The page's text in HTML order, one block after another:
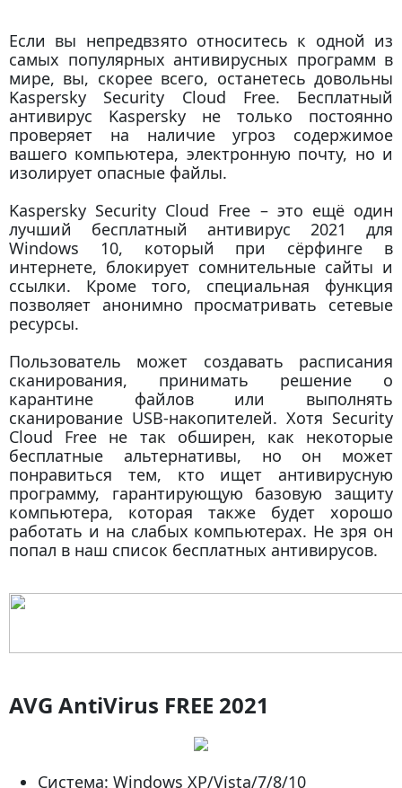
Если вы непредвзято относитесь к одной из
самых популярных антивирусных программ в
мире, вы, скорее всего, останетесь довольны
Kaspersky Security Cloud Free. Бесплатный
антивирус Kaspersky не только постоянно
проверяет на наличие угроз содержимое
вашего компьютера, электронную почту, но и
изолирует опасные файлы.
Kaspersky Security Cloud Free – это ещё один
лучший бесплатный антивирус 2021 для
Windows 10, который при сёрфинге в
интернете, блокирует сомнительные сайты и
ссылки. Кроме того, специальная функция
позволяет анонимно просматривать сетевые
ресурсы.
Пользователь может создавать расписания
сканирования, принимать решение о
карантине файлов или выполнять
сканирование USB-накопителей. Хотя Security
Cloud Free не так обширен, как некоторые
бесплатные альтернативы, но он может
понравиться тем, кто ищет антивирусную
программу, гарантирующую базовую защиту
компьютера, которая также будет хорошо
работать и на слабых компьютерах. Не зря он
попал в наш список бесплатных антивирусов.
AVG AntiVirus FREE 2021
Система: Windows XP/Vista/7/8/10